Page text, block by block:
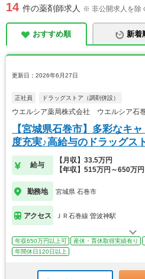
14 件の薬剤師求人 ※ 非公開求人を除
おすすめ順 新着
更新日：2026年6月27日
正社員 ドラッグストア（調剤併設）
ウエルシア薬局株式会社 ウエルシア石
【宮城県石巻市】多彩なキ
度充実♪高給与のドラッグス
給与
【月収】33.5万円
【年収】515万円～650万円
勤務地 宮城県 石巻市
アクセス ＪＲ石巻線 曽波神駅
年収650万円以上可 産休・育休取得実績有り
年間休日120日以上